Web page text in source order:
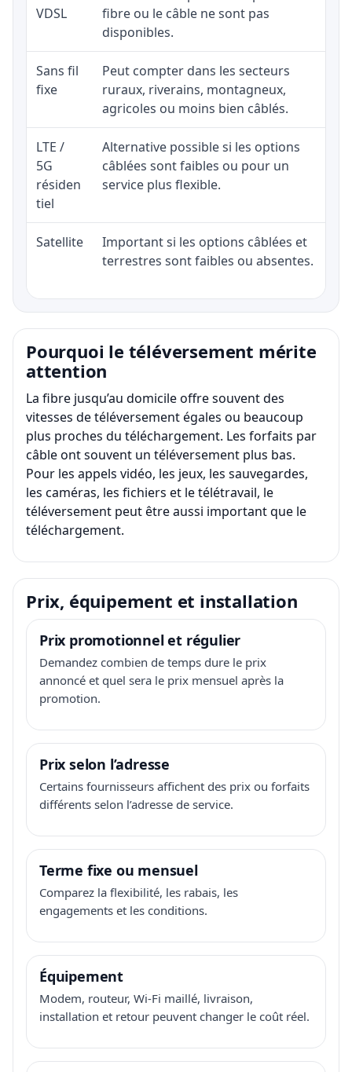
VDSL
fibre ou le câble ne sont pas
disponibles.
Sans fil
fixe
Peut compter dans les secteurs
ruraux, riverains, montagneux,
agricoles ou moins bien câblés.
LTE /
5G
résiden
tiel
Alternative possible si les options
câblées sont faibles ou pour un
service plus flexible.
Satellite
Important si les options câblées et
terrestres sont faibles ou absentes.
Pourquoi le téléversement mérite
attention
La fibre jusqu’au domicile offre souvent des
vitesses de téléversement égales ou beaucoup
plus proches du téléchargement. Les forfaits par
câble ont souvent un téléversement plus bas.
Pour les appels vidéo, les jeux, les sauvegardes,
les caméras, les fichiers et le télétravail, le
téléversement peut être aussi important que le
téléchargement.
Prix, équipement et installation
Prix promotionnel et régulier
Demandez combien de temps dure le prix
annoncé et quel sera le prix mensuel après la
promotion.
Prix selon l’adresse
Certains fournisseurs affichent des prix ou forfaits
différents selon l’adresse de service.
Terme fixe ou mensuel
Comparez la flexibilité, les rabais, les
engagements et les conditions.
Équipement
Modem, routeur, Wi-Fi maillé, livraison,
installation et retour peuvent changer le coût réel.